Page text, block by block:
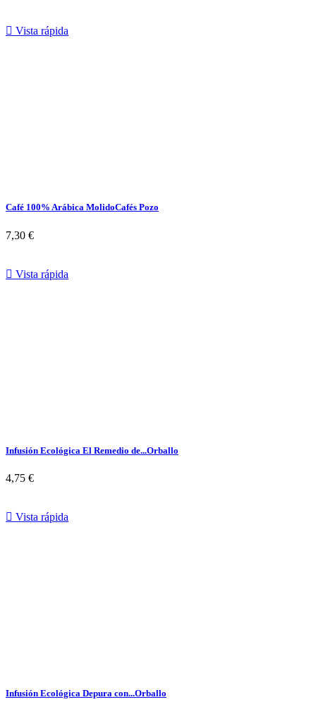
 Vista rápida
Café 100% Arábica MolidoCafés Pozo
7,30 €
 Vista rápida
Infusión Ecológica El Remedio de...Orballo
4,75 €
 Vista rápida
Infusión Ecológica Depura con...Orballo